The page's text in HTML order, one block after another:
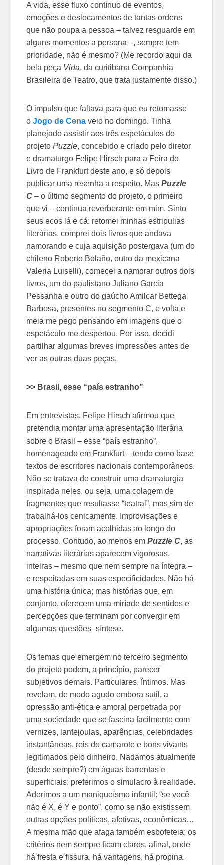
A vida, esse fluxo contínuo de eventos,
emoções e deslocamentos de tantas ordens
que não poupa a pessoa – talvez resguarde em
alguns momentos a persona –, sempre tem
prioridade, não é mesmo? (Me recordo aqui da
bela peça Vida, da curitibana Companhia
Brasileira de Teatro, que trata justamente disso.)
O impulso que faltava para que eu retomasse
oJogo de Cena veio no domingo. Tinha
planejado assistir aos três espetáculos do
projetoPuzzle, concebido e criado pelo diretor
e dramaturgo Felipe Hirsch para a Feira do
Livro de Frankfurt deste ano, e só depois
publicar uma resenha a respeito. MasPuzzle
C – o último segmento do projeto, o primeiro
que vi – continua reverberante em mim. Sinto
seus ecos lá e cá: retomei minhas estripulias
literárias, comprei dois livros que andava
namorando e cuja aquisição postergava (um do
chileno Roberto Bolaño, outro da mexicana
Valeria Luiselli), comecei a namorar outros dois
livros, um do paulistano Juliano Garcia
Pessanha e outro do gaúcho Amilcar Bettega
Barbosa, presentes no segmento C, e volta e
meia me pego pensando em imagens que o
espetáculo me despertou. Por isso, decidi
partilhar algumas breves impressões antes de
ver as outras duas peças.
>> Brasil, esse “país estranho”
Em entrevistas, Felipe Hirsch afirmou que
pretendia montar uma apresentação literária
sobre o Brasil – esse “país estranho”,
homenageado em Frankfurt – tendo como base
textos de escritores nacionais contemporâneos.
Não se tratava de construir uma dramaturgia
inspirada neles, ou seja, uma colagem de
fragmentos que resultasse “teatral”, mas sim de
trabalhá-los cenicamente. Improvisações e
apropriações foram acolhidas ao longo do
processo. Contudo, ao menos emPuzzle C, as
narrativas literárias aparecem vigorosas,
inteiras – mesmo que nem sempre na íntegra –
e respeitadas em suas especificidades. Não há
uma história única; mas histórias que, em
conjunto, oferecem uma miríade de sentidos e
percepções que terminam por convergir em
algumas questões–síntese.
Os temas que emergem no terceiro segmento
do projeto podem, a princípio, parecer
subjetivos demais. Particulares, íntimos. Mas
revelam, de modo agudo embora sutil, a
opressão anti-ética e amoral perpetrada por
uma sociedade que se fascina facilmente com
vernizes, lantejoulas, aparências, celebridades
instantâneas, reis do camarote e bons vivants
legitimados pelo dinheiro. Nadamos atualmente
(desde sempre?) em águas barrentas e
superficiais; preferimos o simulacro à realidade.
Aderimos a um maniqueísmo infantil: “se você
não é X, é Y e ponto”, como se não existissem
outras opções políticas, afetivas, econômicas…
A mesma mão que afaga também esbofeteia; os
critérios nem sempre ficam claros, afinal, onde
há fresta e fissura, há vantagens, há propina.